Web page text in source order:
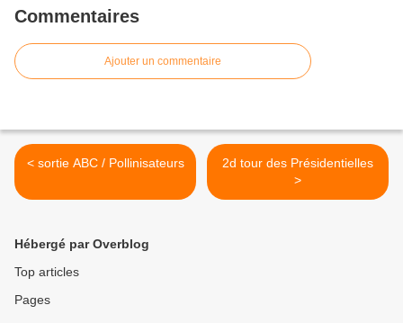
Commentaires
Ajouter un commentaire
< sortie ABC / Pollinisateurs
2d tour des Présidentielles
>
Hébergé par Overblog
Top articles
Pages